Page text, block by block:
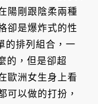
陽剛跟陰柔兩種
卻是爆炸式的性
的排列組合，一
的，但是卻超
歐洲女生身上看
可以做的打扮，